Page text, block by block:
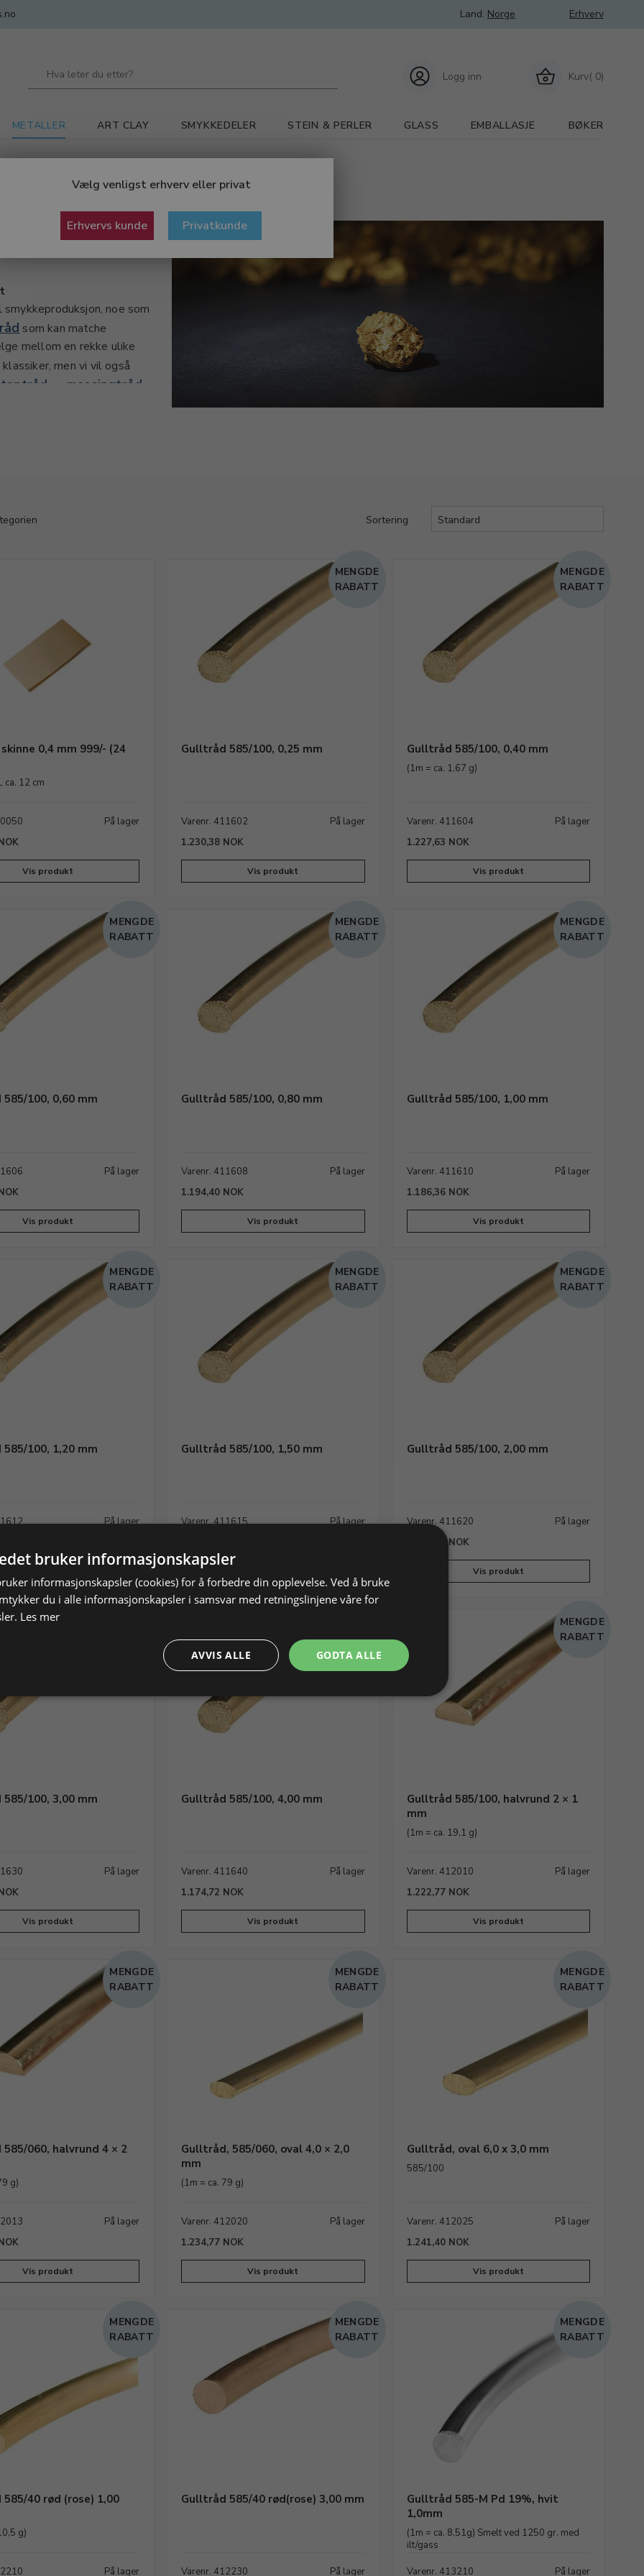
Vælg venligst erhverv eller privat
Erhvervs kunde Privatkunde
Land: Norge Erhverv
Kurv( 0)
Logg inn
METALLER ART CLAY SMYKKEDELER STEIN & PERLER GLASS EMBALLASJE BØKER
til smykker
noe som
som kan matche
mellom en rekke ulike
men vi vil også
messingtråd
«bedre», de ulike
og opptil kraftige 4 mm.
og design, slik at du
av legering som fører
vil valg av
gulltråden.
å bearbeide
bearbeide enn sølv. Helt
spesielle formål. I
en legering istedenfor
og støpes om
med samme legerte
med noen korte rester av
støpes om til en ny
Sortering
0,4 mm 999/- (24
ca. 12 cm
På lager
Vis produkt
MENGDE
RABATT
Gulltråd 585/100, 0,25 mm
Varenr. 411602
På lager
1.230,38 NOK
Vis produkt
MENGDE
RABATT
Gulltråd 585/100, 0,40 mm
(1m = ca. 1,67 g)
Varenr. 411604
På lager
1.227,63 NOK
Vis produkt
MENGDE
RABATT
100, 0,60 mm
På lager
Vis produkt
MENGDE
RABATT
Gulltråd 585/100, 0,80 mm
Varenr. 411608
På lager
1.194,40 NOK
Vis produkt
MENGDE
RABATT
Gulltråd 585/100, 1,00 mm
Varenr. 411610
På lager
1.186,36 NOK
Vis produkt
MENGDE
RABATT
100, 1,20 mm
På lager
MENGDE
RABATT
Gulltråd 585/100, 1,50 mm
Varenr. 411615
På lager
MENGDE
RABATT
Gulltråd 585/100, 2,00 mm
Varenr. 411620
På lager
1.180,26 NOK
Vis produkt
100, 3,00 mm
På lager
Vis produkt
RABATT
Gulltråd 585/100, 4,00 mm
Varenr. 411640
På lager
1.174,72 NOK
Vis produkt
MENGDE
RABATT
Gulltråd 585/100, halvrund 2 × 1
mm
(1m = ca. 19,1 g)
Varenr. 412010
På lager
1.222,77 NOK
Vis produkt
MENGDE
RABATT
060, halvrund 4 × 2
g)
På lager
Vis produkt
MENGDE
RABATT
Gulltråd, 585/060, oval 4,0 × 2,0
mm
(1m = ca. 79 g)
Varenr. 412020
På lager
1.234,77 NOK
Vis produkt
MENGDE
RABATT
Gulltråd, oval 6,0 x 3,0 mm
585/100
Varenr. 412025
På lager
1.241,40 NOK
Vis produkt
MENGDE
RABATT
40 rød (rose) 1,00
g)
På lager
MENGDE
RABATT
Gulltråd 585/40 rød(rose) 3,00 mm
Varenr. 412230 På lager
MENGDE
RABATT
Gulltråd 585-M Pd 19%, hvit
1,0mm
(1m = ca. 8,51g) Smelt ved 1250 gr. med
ilt/gass
Varenr. 413210 På lager
bruker informasjonskapsler
informasjonskapsler (cookies) for å forbedre din opplevelse. Ved å bruke
du i alle informasjonskapsler i samsvar med retningslinjene våre for
Les mer
GODTA ALLE
AVVIS ALLE